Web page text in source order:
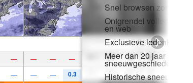
— — — —
— — — 0.3
Snel browsen zonder
Ontgrendel volledige
en web
Exclusieve
Meer dan 20 jaar
sneeuwgeschiedenis
Historische